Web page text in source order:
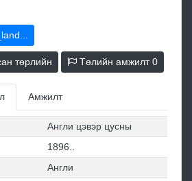
төрлийн Төлийн амжилт0
Амжилт
Англи цэвэр цусны
1896..
Англи